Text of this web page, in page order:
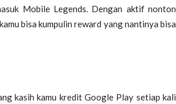
Mobile Legends. Dengan aktif nonton
bisa kumpulin reward yang nantinya bisa
kasih kamu kredit Google Play setiap kali